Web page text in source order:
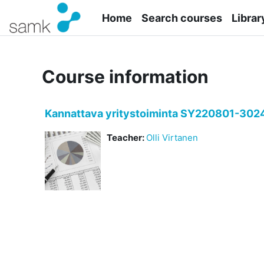
Skip to main content
Home Search courses
Course information
Kannattava yritystoiminta SY220801-
Teacher: Olli Virtanen